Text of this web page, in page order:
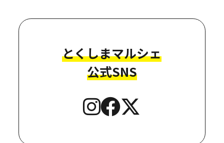
とくしまマルシェ
公式SNS